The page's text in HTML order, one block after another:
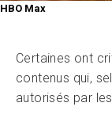
HBO Max
Certaines ont
contenus qui,
autorisés par